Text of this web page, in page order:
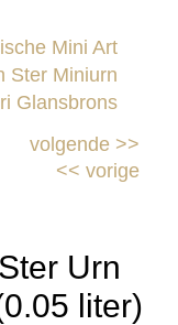
Mini Art
Ster Miniurn
Glansbrons
volgende>>
<< vorige
Urn
liter)